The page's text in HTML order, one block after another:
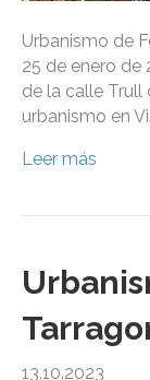
Urbanismo de
25 de enero de
de la calle Trull
urbanismo en
Leer más
13.10.2023